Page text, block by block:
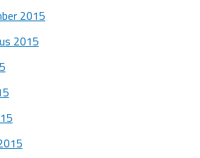
2015
2015